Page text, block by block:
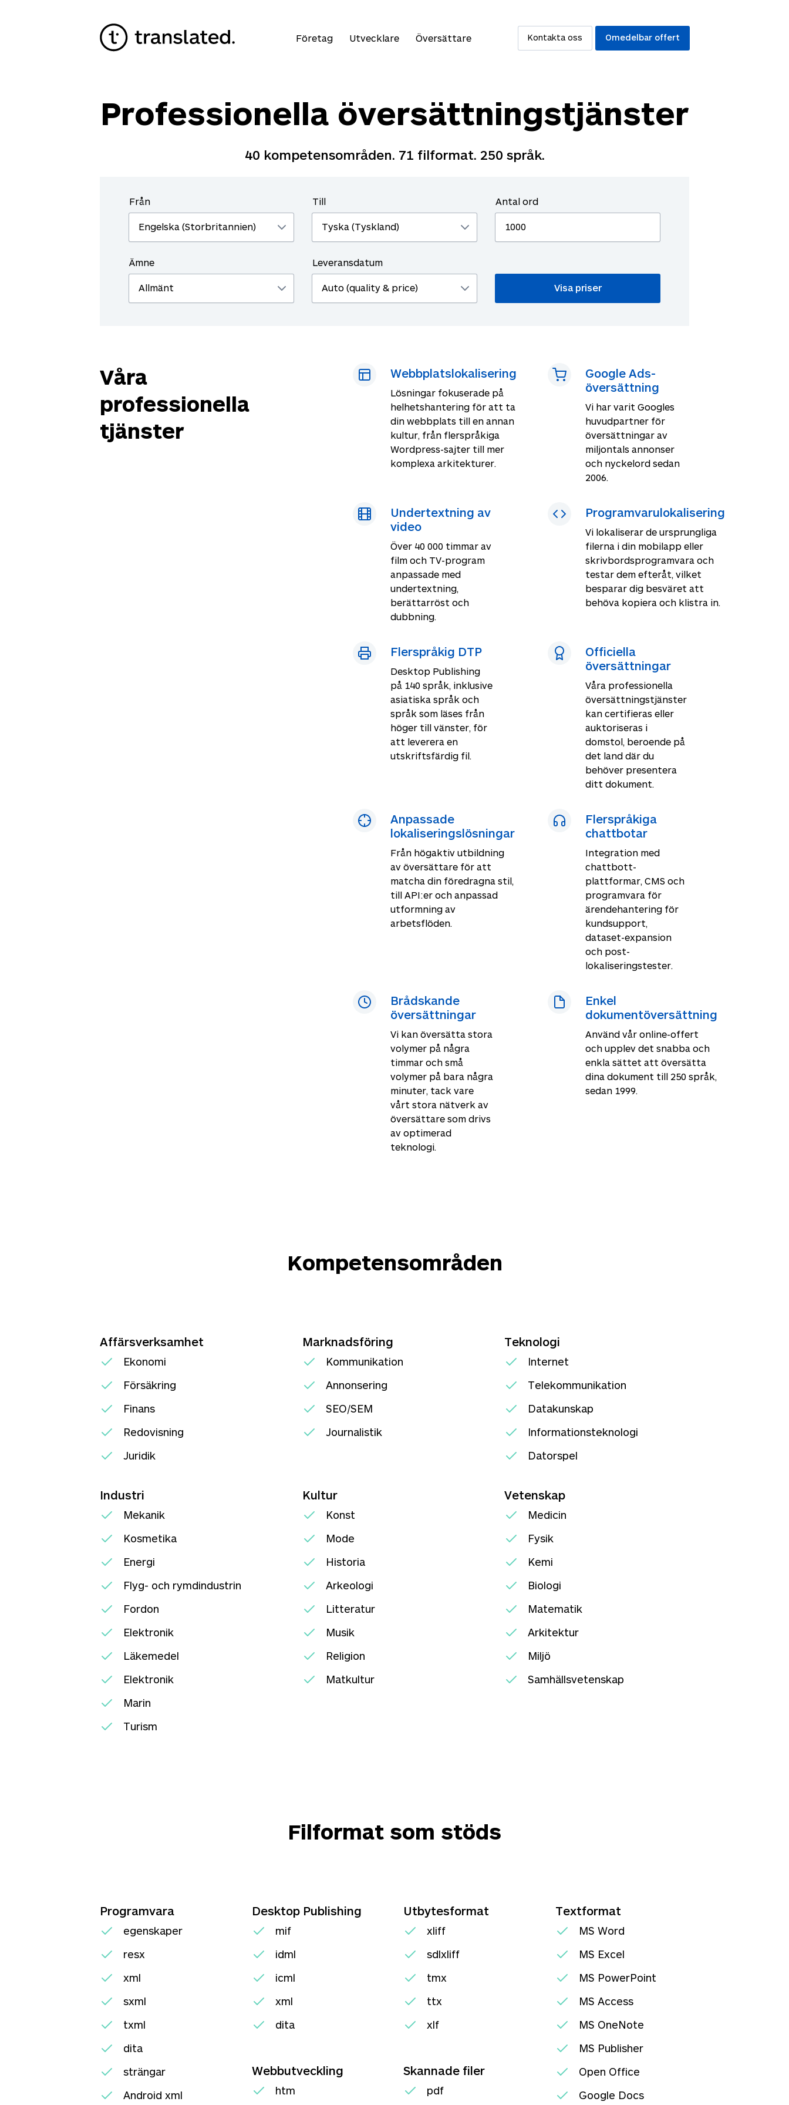
Företag Utvecklare Översättare Kontakta oss Omedelbar offert
Professionella översättningstjänster
40 kompetensområden. 71 filformat. 250 språk.
Från Till Antal ord
Ämne Leveransdatum
Våra
professionella
tjänster
Webbplatslokalisering
Lösningar fokuserade på
helhetshantering för att ta
din webbplats till en annan
kultur, från flerspråkiga
Wordpress-sajter till mer
komplexa arkitekturer.
Google Ads-
översättning
Vi har varit Googles
huvudpartner för
översättningar av
miljontals annonser
och nyckelord sedan
2006.
Undertextning av
video
Över 40 000 timmar av
film och TV-program
anpassade med
undertextning,
berättarröst och
dubbning.
Programvarulokalisering
Vi lokaliserar de ursprungliga
filerna i din mobilapp eller
skrivbordsprogramvara och
testar dem efteråt, vilket
besparar dig besväret att
behöva kopiera och klistra in.
Flerspråkig DTP
Desktop Publishing
på 140 språk, inklusive
asiatiska språk och
språk som läses från
höger till vänster, för
att leverera en
utskriftsfärdig fil.
Officiella
översättningar
Våra professionella
översättningstjänster
kan certifieras eller
auktoriseras i
domstol, beroende på
det land där du
behöver presentera
ditt dokument.
Anpassade
lokaliseringslösningar
Från högaktiv utbildning
av översättare för att
matcha din föredragna stil,
till API:er och anpassad
utformning av
arbetsflöden.
Flerspråkiga
chattbotar
Integration med
chattbott-
plattformar, CMS och
programvara för
ärendehantering för
kundsupport,
dataset-expansion
och post-
lokaliseringstester.
Brådskande
översättningar
Vi kan översätta stora
volymer på några
timmar och små
volymer på bara några
minuter, tack vare
vårt stora nätverk av
översättare som drivs
av optimerad
teknologi.
Enkel
dokumentöversättning
Använd vår online-offert
och upplev det snabba och
enkla sättet att översätta
dina dokument till 250 språk,
sedan 1999.
Kompetensområden
Affärsverksamhet
Ekonomi
Försäkring
Finans
Redovisning
Juridik
Marknadsföring
Kommunikation
Annonsering
SEO/SEM
Journalistik
Teknologi
Internet
Telekommunikation
Datakunskap
Informationsteknologi
Datorspel
Industri
Mekanik
Kosmetika
Energi
Flyg- och rymdindustrin
Fordon
Elektronik
Läkemedel
Elektronik
Marin
Turism
Kultur
Konst
Mode
Historia
Arkeologi
Litteratur
Musik
Religion
Matkultur
Vetenskap
Medicin
Fysik
Kemi
Biologi
Matematik
Arkitektur
Miljö
Samhällsvetenskap
Filformat som stöds
Programvara
egenskaper
resx
xml
sxml
txml
dita
strängar
Android xml
Desktop Publishing
mif
idml
icml
xml
dita
Webbutveckling
htm
Utbytesformat
xliff
sdlxliff
tmx
ttx
xlf
Skannade filer
pdf
Textformat
MS Word
MS Excel
MS PowerPoint
MS Access
MS OneNote
MS Publisher
Open Office
Google Docs